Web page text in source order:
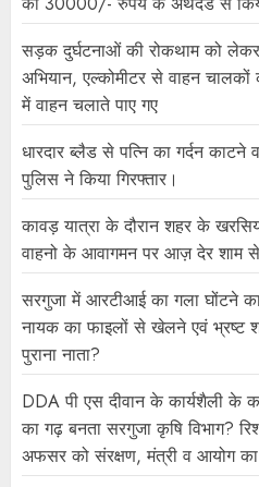
सड़क दुर्घटनाओं की रोकथाम को
अभियान, एल्कोमीटर से वाहन
में वाहन चलाते पाए गए
धारदार ब्लैड से पत्नि का गर्दन
पुलिस ने किया गिरफ्तार।
कावड़ यात्रा के दौरान शहर के
वाहनो के आवागमन पर आज़ देर शाम से
सरगुजा में आरटीआई का गला घोंटने
नायक का फाइलों से खेलने एवं भ्रष्ट
पुराना नाता?
DDA पी एस दीवान के कार्यशैली के
का गढ़ बनता सरगुजा कृषि विभाग?
अफसर को संरक्षण, मंत्री व आयोग का